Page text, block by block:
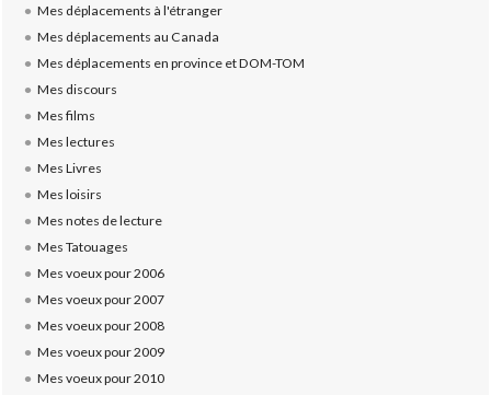
Mes déplacements à l'étranger
Mes déplacements au Canada
Mes déplacements en province et DOM-TOM
Mes discours
Mes films
Mes lectures
Mes Livres
Mes loisirs
Mes notes de lecture
Mes Tatouages
Mes voeux pour 2006
Mes voeux pour 2007
Mes voeux pour 2008
Mes voeux pour 2009
Mes voeux pour 2010